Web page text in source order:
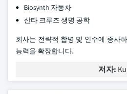
Biosynth 자동차
산타 크루즈 생명 공학
회사는 전략적 합병 및 인수에 종사
능력을 확장합니다.
저자: